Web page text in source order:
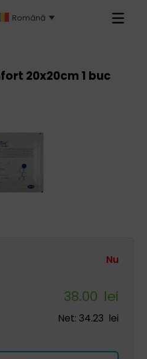
Română
Primary
20x20cm 1 buc
Nu
38.00 lei
Net: 34.23 lei